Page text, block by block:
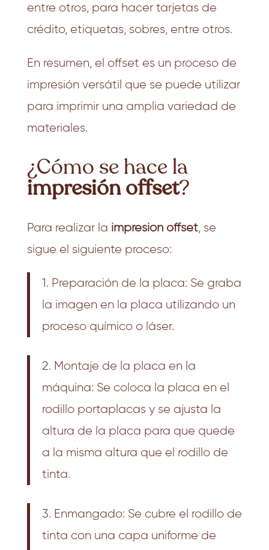
entre otros, para hacer tarjetas de
crédito, etiquetas, sobres, entre otros.
En resumen, el offset es un proceso de
impresión versátil que se puede utilizar
para imprimir una amplia variedad de
materiales.
¿Cómo se hace la
impresión offset?
Para realizar la impresión offset, se
sigue el siguiente proceso:
1. Preparación de la placa: Se graba
la imagen en la placa utilizando un
proceso químico o láser.
2. Montaje de la placa en la
máquina: Se coloca la placa en el
rodillo portaplacas y se ajusta la
altura de la placa para que quede
a la misma altura que el rodillo de
tinta.
3. Enmangado: Se cubre el rodillo de
tinta con una capa uniforme de